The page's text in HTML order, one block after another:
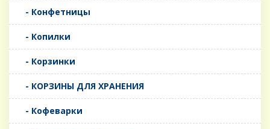
- Конфетницы
- Копилки
- Корзинки
- КОРЗИНЫ ДЛЯ ХРАНЕНИЯ
- Кофеварки